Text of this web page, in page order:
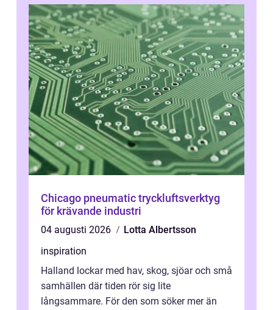
Chicago pneumatic tryckluftsverktyg
för krävande industri
04 augusti 2026
Lotta Albertsson
inspiration
Halland lockar med hav, skog, sjöar och små
samhällen där tiden rör sig lite
långsammare. För den som söker mer än